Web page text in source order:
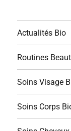
Actualités Bio
Routines
Soins Visage
Soins Corps